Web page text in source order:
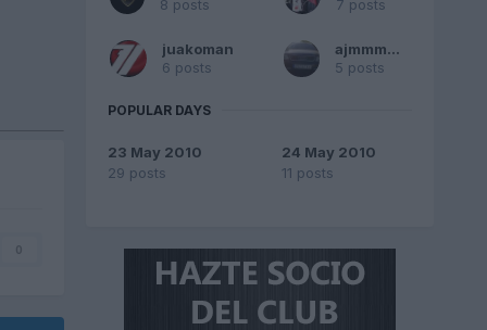
0
8 posts
7 posts
juakoman
6 posts
ajmmmmm
5 posts
POPULAR DAYS
23 May 2010
29 posts
24 May 2010
11 posts